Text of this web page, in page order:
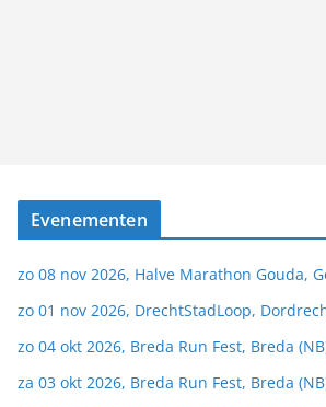
Evenementen
zo 08 nov 2026, Halve Marathon Gouda,
zo 01 nov 2026, DrechtStadLoop,
zo 04 okt 2026, Breda Run Fest, Breda
za 03 okt 2026, Breda Run Fest, Breda